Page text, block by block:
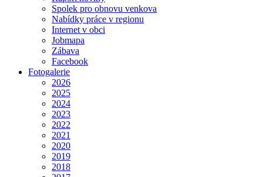
Spolek pro obnovu venkova
Nabídky práce v regionu
Internet v obci
Jobmapa
Zábava
Facebook
Fotogalerie
2026
2025
2024
2023
2022
2021
2020
2019
2018